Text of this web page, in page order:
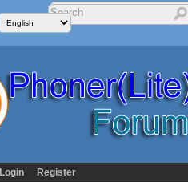
Login Register